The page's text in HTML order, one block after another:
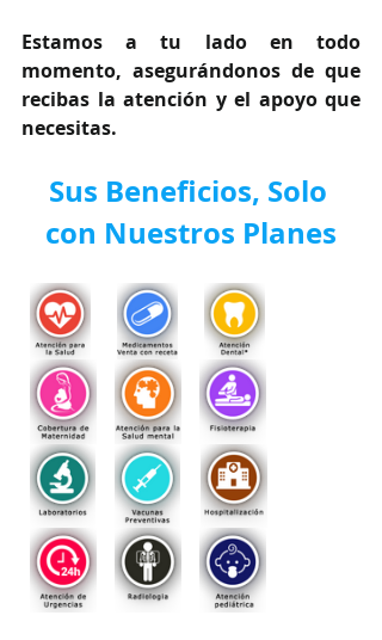
Estamos a tu lado en todo
momento, asegurándonos de que
recibas la atención y el apoyo que
necesitas.
Sus Beneficios, Solo
con Nuestros Planes